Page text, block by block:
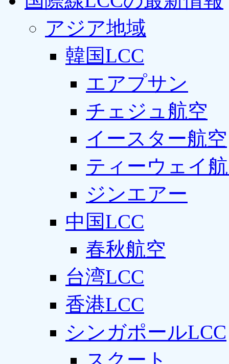
アジア地域
韓国LCC
エアプサン
チェジュ航空
イースター航空
ティーウェイ
ジンエアー
中国LCC
春秋航空
台湾LCC
香港LCC
シンガポールLCC